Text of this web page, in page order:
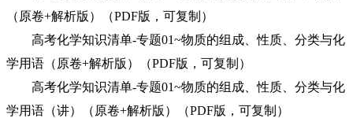
（原卷+解析版）（PDF版，可复制）
高考化学知识清单-专题01~物质的组成、性质、分类与化
学用语（原卷+解析版）（PDF版，可复制）
高考化学知识清单-专题01~物质的组成、性质、分类与化
学用语（讲）（原卷+解析版）（PDF版，可复制）